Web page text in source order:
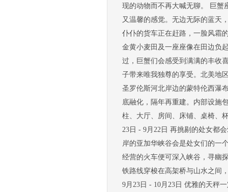
现的动物而不再大喊无聊。 巨蟹
又温馨的感觉。无边无际的蓝天
仆仆的货车正在赶路，一脸风霜
金黄小麦田及一座座像在田边负
过，巨蟹们会感受到满满的丰收
子带来唯我独尊的享受。北美地
圣罗伦斯河北岸边的蒙特伦西瀑
底融化，隔年再重建。内部设施
柱、大厅、房间、床铺、桌椅、
23日 - 9月22日 再挑剔的处女都
岸的亚加华峡谷会是处女们的一
经营的火车便可深入峡谷，寻幽
铁路线穿梭在高架桥与山水之间
9月23日 - 10月23日 优雅的天秤